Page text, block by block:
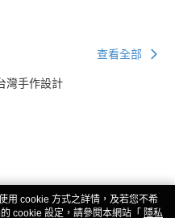
查看全部
灣手作設計
用 cookie 方式之詳情，及若您不希
cookie 設定，請參閱本網站「 隱私